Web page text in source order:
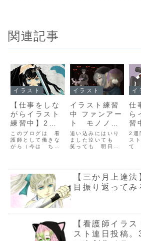
関連記事
イラスト
【仕事をしな
がらイラスト
練習中】2週
間で2作品を
描くを実践
中。マンネリ
鬼滅の刃 時
透無一郎を模
写してみた。
完成
このブログは 看
護師として働きな
がら（今は ちょ
錯誤過程を公開す
る練習記録ブログ
です。今回は 鬼
滅の刃 霞柱の時
透無一郎くんを模
自分の意志を言
イラスト
イラスト練習
中 ファンアー
ト モノノ怪
15周年新作発
表を記念し
て。ストーリ
いと思います
⑤ 化猫 加
筆 塗り込み
追い込みにはいり
ました泣いても
笑っても 明日中
イラストは何をど
こを見せたいか
考えながら 優先
度をつけて取り組
んでおります進行
～9/10 ...
イ
仕
ら
習
怪
を
す
2週
ス
て
上
案
き
師
間
【三か月上達
目振り返ってみ
【看護師イラ
スト連日投稿。